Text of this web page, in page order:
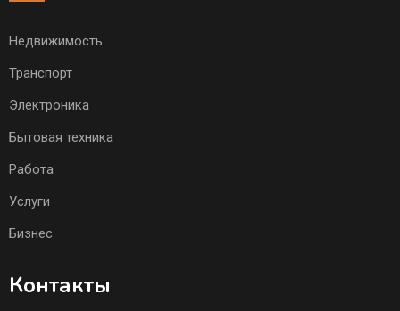
Недвижимость
Транспорт
Электроника
Бытовая техника
Работа
Услуги
Бизнес
Контакты